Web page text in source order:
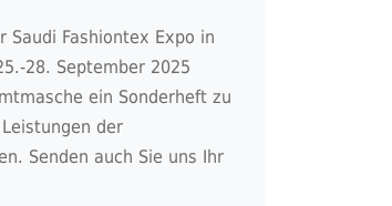
Saudi Fashiontex Expo in
28. September 2025
ein Sonderheft zu
der
Senden auch Sie uns Ihr